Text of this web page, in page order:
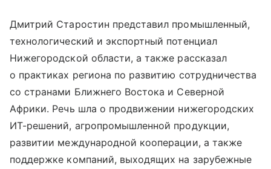
Дмитрий Старостин представил промышленный,
технологический и экспортный потенциал
Нижегородской области, а также рассказал
о практиках региона по развитию сотрудничества
со странами Ближнего Востока и Северной
Африки. Речь шла о продвижении нижегородских
ИТ-решений, агропромышленной продукции,
развитии международной кооперации, а также
поддержке компаний, выходящих на зарубежные